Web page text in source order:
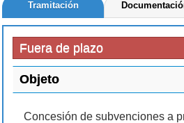
Tramitación
Fuera de plazo
Objeto
Concesión de subvenciones a